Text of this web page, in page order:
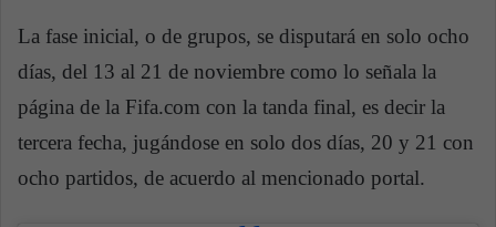
La fase inicial, o de grupos, se disputará en solo ocho
días, del 13 al 21 de noviembre como lo señala la
página de la Fifa.com con la tanda final, es decir la
tercera fecha, jugándose en solo dos días, 20 y 21 con
ocho partidos, de acuerdo al mencionado portal.